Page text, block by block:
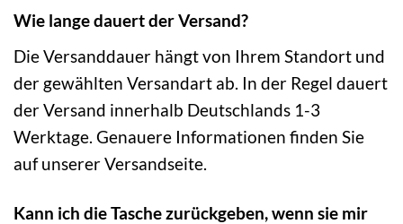
Wie lange dauert der Versand?
Die Versanddauer hängt von Ihrem Standort und
der gewählten Versandart ab. In der Regel dauert
der Versand innerhalb Deutschlands 1-3
Werktage. Genauere Informationen finden Sie
auf unserer Versandseite.
Kann ich die Tasche zurückgeben, wenn sie mir